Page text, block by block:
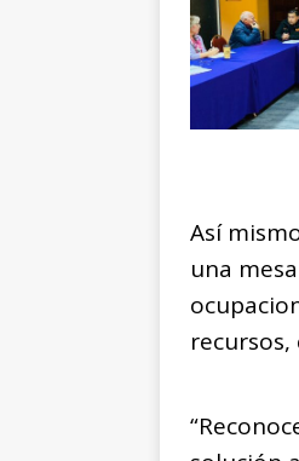
Así
una